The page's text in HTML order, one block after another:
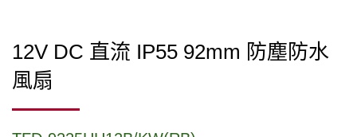
12V DC 直流 IP55 92mm 防塵防水
風扇